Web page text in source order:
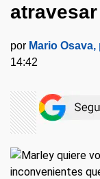
atravesar
por Mario Osava,
14:42